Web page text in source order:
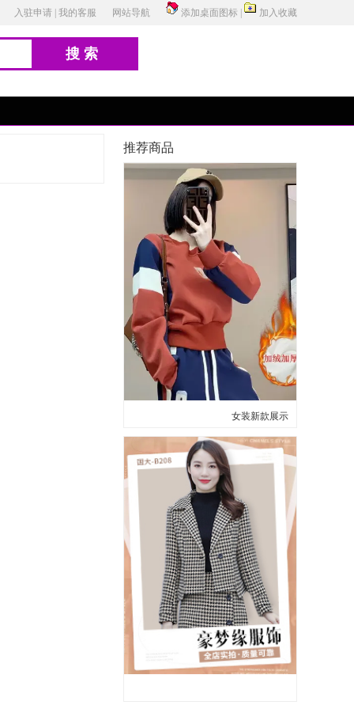
入驻申请 我的客服 网站导航 添加桌面图标 加入收藏
搜索
推荐商品
女装新款展示